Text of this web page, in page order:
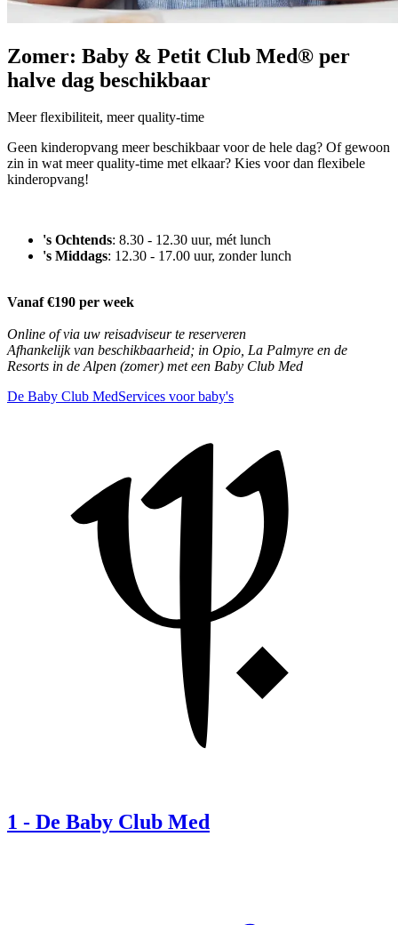
Zomer: Baby & Petit Club Med® per
halve dag beschikbaar
Meer flexibiliteit, meer quality-time
Geen kinderopvang meer beschikbaar voor de hele dag? Of gewoon
zin in wat meer quality-time met elkaar? Kies voor dan flexibele
kinderopvang!
's Ochtends: 8.30 - 12.30 uur, mét lunch
's Middags: 12.30 - 17.00 uur, zonder lunch
Vanaf €190 per week
Online of via uw reisadviseur te reserveren
Afhankelijk van beschikbaarheid; in Opio, La Palmyre en de
Resorts in de Alpen (zomer) met een Baby Club Med
De Baby Club MedServices voor baby's
1 - De Baby Club Med